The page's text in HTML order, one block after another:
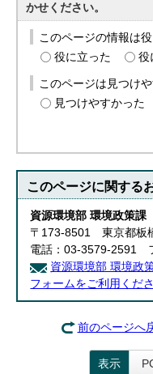
かせください。
このページの情報は
役に立った
役
このページは見つけ
見つけやすかった
このページに関する
資源環境部 環境政策課
〒173-8501 東京都板
電話：03-3579-2591
資源環境部 環境政
フォームをご利用くださ
前のページへ
表示